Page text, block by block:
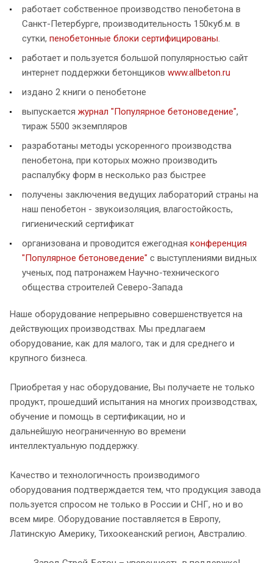
работает собственное производство пенобетона в
Санкт-Петербурге, производительность 150куб.м. в
сутки, пенобетонные блоки сертифицированы.
работает и пользуется большой популярностью сайт
интернет поддержки бетонщиков www.allbeton.ru
издано 2 книги о пенобетоне
выпускается журнал "Популярное бетоноведение",
тираж 5500 экземпляров
разработаны методы ускоренного производства
пенобетона, при которых можно производить
распалубку форм в несколько раз быстрее
получены заключения ведущих лабораторий страны на
наш пенобетон - звукоизоляция, влагостойкость,
гигиенический сертификат
организована и проводится ежегодная конференция
"Популярное бетоноведение" с выступлениями видных
ученых, под патронажем Научно-технического
общества строителей Северо-Запада
Наше оборудование непрерывно совершенствуется на
действующих производствах. Мы предлагаем
оборудование, как для малого, так и для среднего и
крупного бизнеса.
Приобретая у нас оборудование, Вы получаете не только
продукт, прошедший испытания на многих производствах,
обучение и помощь в сертификации, но и
дальнейшую неограниченную во времени
интеллектуальную поддержку.
Качество и технологичность производимого
оборудования подтверждается тем, что продукция завода
пользуется спросом не только в России и СНГ, но и во
всем мире. Оборудование поставляется в Европу,
Латинскую Америку, Тихоокеанский регион, Австралию.